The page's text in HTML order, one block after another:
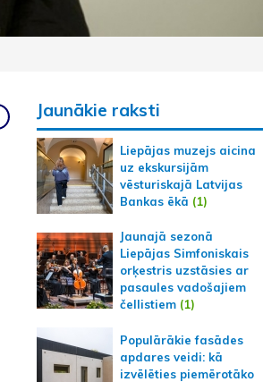
Jaunākie raksti
Liepājas muzejs aicina
uz ekskursijām
vēsturiskajā Latvijas
Bankas ēkā (1)
Jaunajā sezonā
Liepājas Simfoniskais
orķestris uzstāsies ar
pasaules vadošajiem
čellistiem(1)
Populārākie fasādes
apdares veidi: kā
izvēlēties piemērotāko